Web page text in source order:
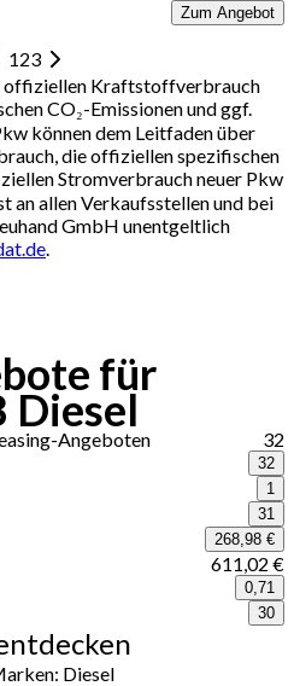
Zum Angebot
123
offiziellen Kraftstoffverbrauch
CO₂-Emissionen und ggf.
können dem Leitfaden über
die offiziellen spezifischen
Stromverbrauch neuer Pkw
an allen Verkaufsstellen und bei
GmbH unentgeltlich
für
Diesel
Angeboten
32
32
1
31
268,98 €
611,02 €
0,71
30
Diesel